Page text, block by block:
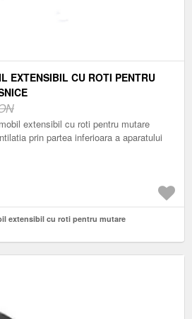
EXTENSIBIL CU ROTI PENTRU
extensibil cu roti pentru mutare
prin partea inferioara a aparatului
extensibil cu roti pentru mutare